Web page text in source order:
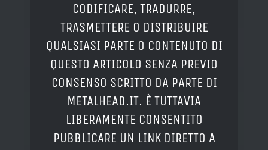
CODIFICARE, TRADURRE,
TRASMETTERE O DISTRIBUIRE
QUALSIASI PARTE O CONTENUTO DI
QUESTO ARTICOLO SENZA PREVIO
CONSENSO SCRITTO DA PARTE DI
METALHEAD.IT. È TUTTAVIA
LIBERAMENTE CONSENTITO
PUBBLICARE UN LINK DIRETTO A